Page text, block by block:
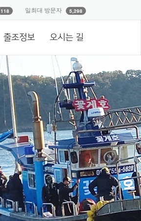
118 일최대 방문자 5,298
출조정보 오시는 길